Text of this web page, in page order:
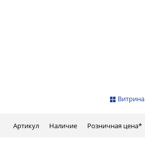
Витрина
Артикул Наличие Розничная цена*